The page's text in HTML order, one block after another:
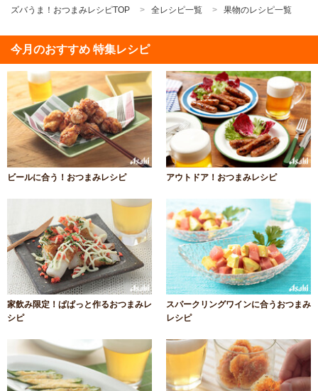
ズバうま！おつまみレシピTOP
全レシピ一覧 果物のレシピ一覧
今月のおすすめ 特集レシピ
ビールに合う！おつまみレシピ アウトドア！おつまみレシピ
家飲み限定！ぱぱっと作るおつまみレ
シピ
スパークリングワインに合うおつまみ
レシピ